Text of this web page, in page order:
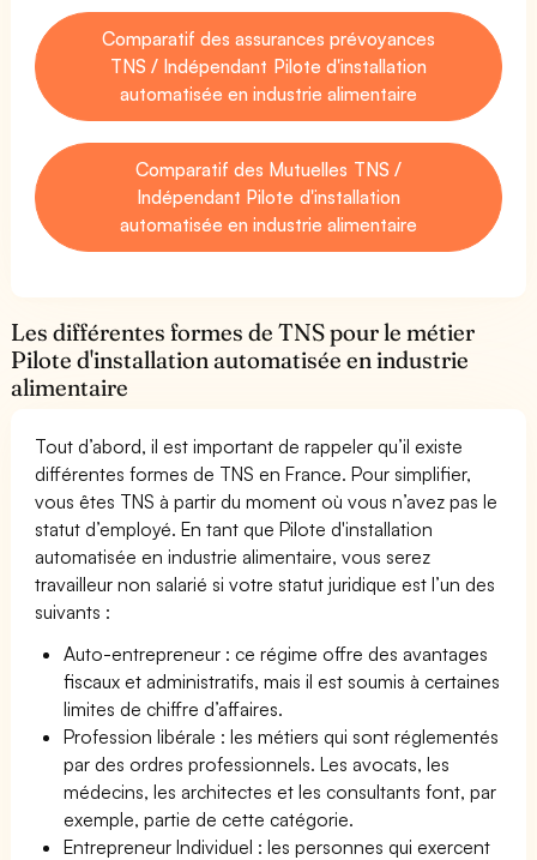
Comparatif des assurances prévoyances
TNS / Indépendant Pilote d'installation
automatisée en industrie alimentaire
Comparatif des Mutuelles TNS /
Indépendant Pilote d'installation
automatisée en industrie alimentaire
Les différentes formes de TNS pour le métier
Pilote d'installation automatisée en industrie
alimentaire
Tout d’abord, il est important de rappeler qu’il existe
différentes formes de TNS en France. Pour simplifier,
vous êtes TNS à partir du moment où vous n’avez pas le
statut d’employé. En tant que Pilote d'installation
automatisée en industrie alimentaire, vous serez
travailleur non salarié si votre statut juridique est l’un des
suivants :
Auto-entrepreneur : ce régime offre des avantages
fiscaux et administratifs, mais il est soumis à certaines
limites de chiffre d’affaires.
Profession libérale : les métiers qui sont réglementés
par des ordres professionnels. Les avocats, les
médecins, les architectes et les consultants font, par
exemple, partie de cette catégorie.
Entrepreneur Individuel : les personnes qui exercent